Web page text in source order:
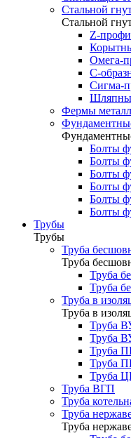
Стальной
Стальной
Z-
Омега-
С-
Сигма-
Фермы
Болты
Болты
Болты
Болты
Болты
Болты
Трубы
Трубы
Труба
Труба
Труба
Труба
Труба в
Труба в
Труба
Труба
Труба
Труба
Труба
Труба ВГП
Труба
Труба
Труба